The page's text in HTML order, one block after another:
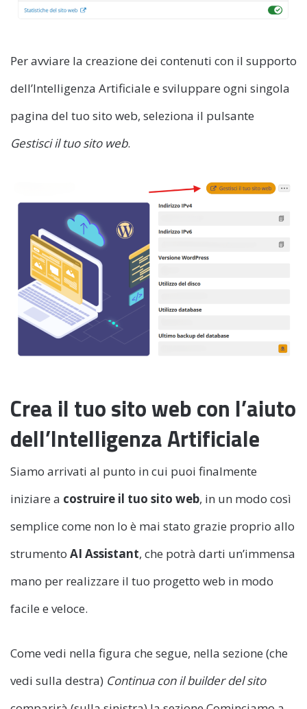
Per avviare la creazione dei contenuti con il supporto
dell’Intelligenza Artificiale e sviluppare ogni singola
pagina del tuo sito web, seleziona il pulsante
Gestisci il tuo sito web.
Crea il tuo sito web con l’aiuto
dell’Intelligenza Artificiale
Siamo arrivati al punto in cui puoi finalmente
iniziare a costruire il tuo sito web, in un modo così
semplice come non lo è mai stato grazie proprio allo
strumento AI Assistant, che potrà darti un’immensa
mano per realizzare il tuo progetto web in modo
facile e veloce.
Come vedi nella figura che segue, nella sezione (che
vedi sulla destra) Continua con il builder del sito